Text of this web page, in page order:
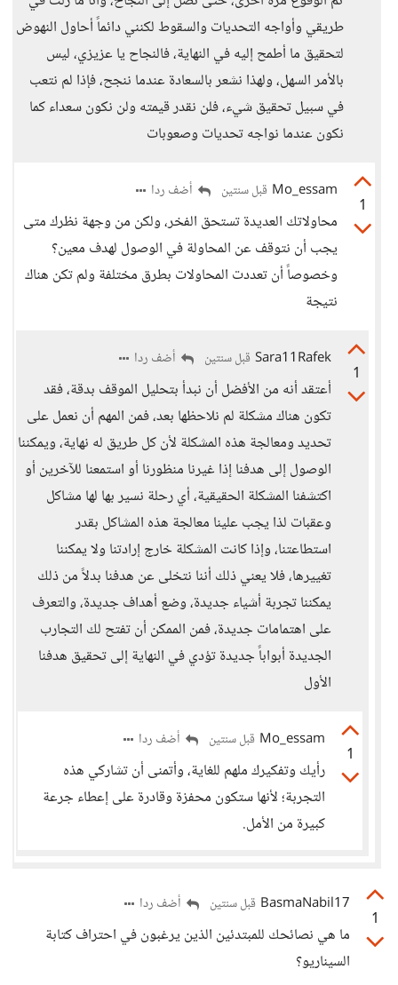
طريقي وأواجه التحديات والسقوط لكنني دائماً أحاول النهوض
لتحقيق ما أطمح إليه في النهاية، فالنجاح يا عزيزي، ليس
بالأمر السهل، ولهذا نشعر بالسعادة عندما ننجح، فإذا لم نتعب
في سبيل تحقيق شيء، فلن نقدر قيمته ولن نكون سعداء كما
نكون عندما نواجه تحديات وصعوبات
1
Mo_essam قبل سنتين أضف ردا
محاولاتك العديدة تستحق الفخر، ولكن من وجهة نظرك متى
يجب أن نتوقف عن المحاولة في الوصول لهدف معين؟
وخصوصاً أن تعددت المحاولات بطرق مختلفة ولم تكن هناك
نتيجة
1
Sara11Rafek قبل سنتين أضف ردا
أعتقد أنه من الأفضل أن نبدأ بتحليل الموقف بدقة، فقد
تكون هناك مشكلة لم نلاحظها بعد، فمن المهم أن نعمل على
تحديد ومعالجة هذه المشكلة لأن كل طريق له نهاية، ويمكننا
الوصول إلى هدفنا إذا غيرنا منظورنا أو استمعنا للآخرين أو
اكتشفنا المشكلة الحقيقية، أي رحلة نسير بها لها مشاكل
وعقبات لذا يجب علينا معالجة هذه المشاكل بقدر
استطاعتنا، وإذا كانت المشكلة خارج إرادتنا ولا يمكننا
تغييرها، فلا يعني ذلك أننا نتخلى عن هدفنا بدلاً من ذلك
يمكننا تجربة أشياء جديدة، وضع أهداف جديدة، والتعرف
على اهتمامات جديدة، فمن الممكن أن تفتح لك التجارب
الجديدة أبواباً جديدة تؤدي في النهاية إلى تحقيق هدفنا
الأول
1
Mo_essam قبل سنتين أضف ردا
رأيك وتفكيرك ملهم للغاية، وأتمنى أن تشاركي هذه
التجربة؛ لأنها ستكون محفزة وقادرة على إعطاء جرعة
كبيرة من الأمل.
1
BasmaNabil17 قبل سنتين أضف ردا
ما هي نصائحك للمبتدئين الذين يرغبون في احتراف كتابة
السيناريو؟